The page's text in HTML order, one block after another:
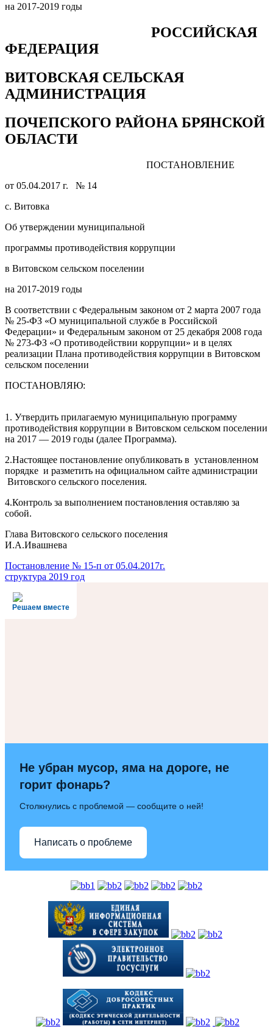
на 2017-2019 годы
РОССИЙСКАЯ
ФЕДЕРАЦИЯ
ВИТОВСКАЯ СЕЛЬСКАЯ
АДМИНИСТРАЦИЯ
ПОЧЕПСКОГО РАЙОНА БРЯНСКОЙ
ОБЛАСТИ
ПОСТАНОВЛЕНИЕ
от 05.04.2017 г. № 14
с. Витовка
Об утверждении муниципальной
программы противодействия коррупции
в Витовском сельском поселении
на 2017-2019 годы
В соответствии с Федеральным законом от 2 марта 2007 года
№ 25-ФЗ «О муниципальной службе в Российской
Федерации» и Федеральным законом от 25 декабря 2008 года
№ 273-ФЗ «О противодействии коррупции» и в целях
реализации Плана противодействия коррупции в Витовском
сельском поселении
ПОСТАНОВЛЯЮ:
1. Утвердить прилагаемую муниципальную программу
противодействия коррупции в Витовском сельском поселении
на 2017 — 2019 годы (далее Программа).
2.Настоящее постановление опубликовать в установленном
порядке и разметить на официальном сайте администрации
Витовского сельского поселения.
4.Контроль за выполнением постановления оставляю за
собой.
Глава Витовского сельского поселения
И.А.Ивашнева
Навигация
по
записям
Постановление № 15-п от 05.04.2017г.
структура 2019 год
Решаем вместе
Не убран мусор, яма на дороге, не
горит фонарь?
Столкнулись с проблемой — сообщите о ней!
Написать о проблеме